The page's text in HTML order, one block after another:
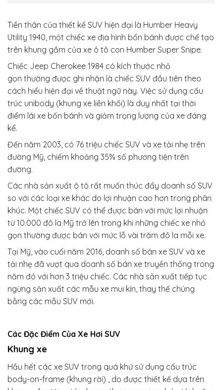
Tiền thân của thiết kế SUV hiện đại là Humber Heavy
Utility 1940, một chiếc xe địa hình bốn bánh được chế tạo
trên khung gầm của xe ô tô con Humber Super Snipe.
Chiếc Jeep Cherokee 1984 có kích thước nhỏ
gọn thường được ghi nhận là chiếc SUV đầu tiên theo
cách hiểu hiện đại về thuật ngữ này. Việc sử dụng cấu
trúc unibody (khung xe liền khối) là duy nhất tại thời
điểm lái xe bốn bánh và giảm trọng lượng của xe đáng
kể.
Đến năm 2003, có 76 triệu chiếc SUV và xe tải nhẹ trên
đường Mỹ, chiếm khoảng 35% số phương tiện trên
đường.
Các nhà sản xuất ô tô rất muốn thúc đẩy doanh số SUV
so với các loại xe khác do lợi nhuận cao hơn trong phân
khúc. Một chiếc SUV có thể được bán với mức lợi nhuận
từ 10.000 đô la Mỹ trở lên trong khi những chiếc xe nhỏ
gọn thường được bán với mức lỗ vài trăm đô la mỗi xe.
Tại Mỹ, vào cuối năm 2016, doanh số bán xe SUV và xe
tải nhẹ đã vượt qua doanh số bán xe truyền thống trong
năm đó với hơn 3 triệu chiếc. Các nhà sản xuất tiếp tục
ngừng sản xuất các mẫu xe mui kín, thay thế chúng
bằng các mẫu SUV mới.
Các Đặc Điểm Của Xe Hơi SUV
Khung xe
Hầu hết các xe SUV trong quá khứ sử dụng cấu trúc
body-on-frame (khung rời) , do được thiết kế dựa trên